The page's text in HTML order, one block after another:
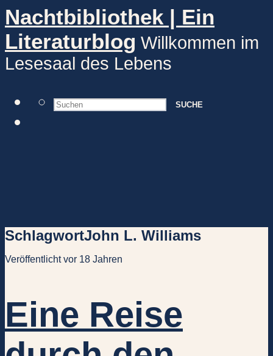
Nachtbibliothek | Ein
Literaturblog Willkommen im
Lesesaal des Lebens
SUCHE
SchlagwortJohn L. Williams
Veröffentlicht vor 18 Jahren
Eine Reise